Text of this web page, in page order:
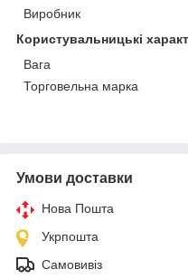
Виробник
Користувальницькі
Вага
Торговельна марка
Умови доставки
Нова Пошта
Укрпошта
Самовивіз